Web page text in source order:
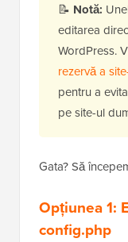
📝 Notă:
editarea
WordPress.
rezervă a
pentru a
pe site-ul
Gata? Să
Opțiunea 1:
config.php